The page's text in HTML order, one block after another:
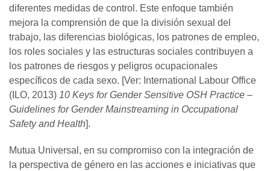
diferentes medidas de control. Este enfoque también
mejora la comprensión de que la división sexual del
trabajo, las diferencias biológicas, los patrones de empleo,
los roles sociales y las estructuras sociales contribuyen a
los patrones de riesgos y peligros ocupacionales
específicos de cada sexo. [Ver: International Labour Office
(ILO, 2013) 10 Keys for Gender Sensitive OSH Practice –
Guidelines for Gender Mainstreaming in Occupational
Safety and Health].
Mutua Universal, en su compromiso con la integración de
la perspectiva de género en las acciones e iniciativas que